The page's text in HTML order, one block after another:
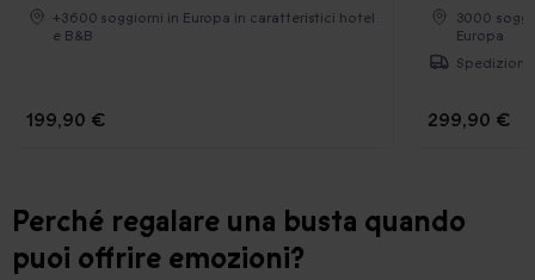
+3600 soggiorni in Europa in caratteristici hotel
e B&B
199,90 €
3000
Europa
299,90 €
Perché regalare una busta quando
puoi offrire emozioni?